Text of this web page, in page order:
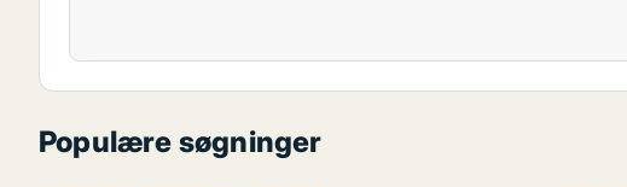
Populære søgninger